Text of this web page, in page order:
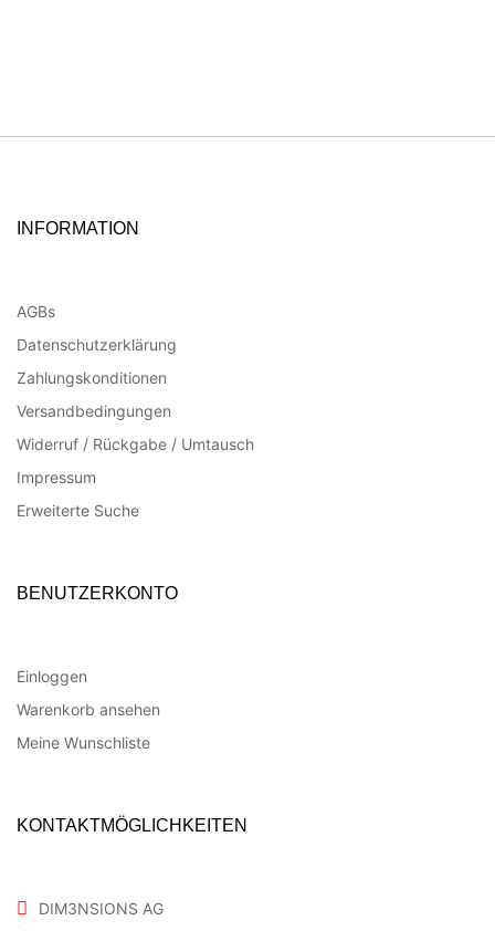
INFORMATION
AGBs
Datenschutzerklärung
Zahlungskonditionen
Versandbedingungen
Widerruf / Rückgabe / Umtausch
Impressum
Erweiterte Suche
BENUTZERKONTO
Einloggen
Warenkorb ansehen
Meine Wunschliste
KONTAKTMÖGLICHKEITEN
DIM3NSIONS AG